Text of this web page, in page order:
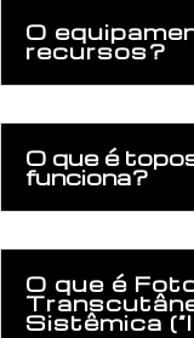
O
recursos?
O que é
funciona?
O que é
Sistêmica